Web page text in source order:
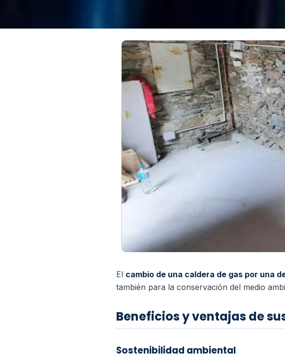
El cambio de una caldera de gas por una
también para la conservación del medio
Beneficios y ventajas de
Sostenibilidad ambiental